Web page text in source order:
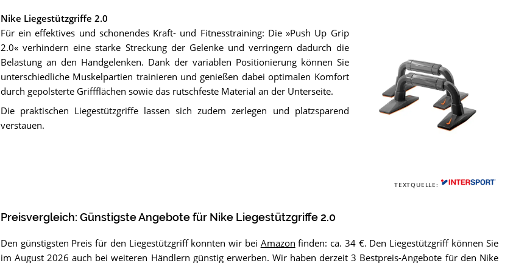
Nike Liegestützgriffe 2.0
Für ein effektives und schonendes Kraft- und Fitnesstraining: Die »Push Up Grip
2.0« verhindern eine starke Streckung der Gelenke und verringern dadurch die
Belastung an den Handgelenken. Dank der variablen Positionierung können Sie
unterschiedliche Muskelpartien trainieren und genießen dabei optimalen Komfort
durch gepolsterte Griffflächen sowie das rutschfeste Material an der Unterseite.
Die praktischen Liegestützgriffe lassen sich zudem zerlegen und platzsparend
verstauen.
TEXTQUELLE:
Preisvergleich: Günstigste Angebote für Nike Liegestützgriffe 2.0
Den günstigsten Preis für den Liegestützgriff konnten wir bei Amazon finden: ca. 34 €. Den Liegestützgriff können Sie
im August 2026 auch bei weiteren Händlern günstig erwerben. Wir haben derzeit 3 Bestpreis-Angebote für den Nike